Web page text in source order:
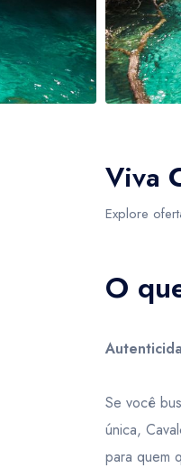
Ecoturismo
Cultural
Rural
Etnoturismo
Neve
Viva
Explore
O
Se você
única,
para quem
- Para
-
- O